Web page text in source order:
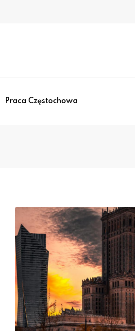
Praca Częstochowa